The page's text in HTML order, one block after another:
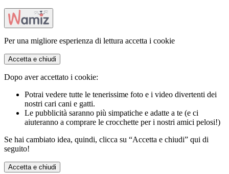
Per una migliore esperienza di lettura accetta i cookie
Accetta e chiudi
Dopo aver accettato i cookie:
Potrai vedere tutte le tenerissime foto e i video divertenti dei
nostri cari cani e gatti.
Le pubblicità saranno più simpatiche e adatte a te (e ci
aiuteranno a comprare le crocchette per i nostri amici pelosi!)
Se hai cambiato idea, quindi, clicca su “Accetta e chiudi” qui di
seguito!
Accetta e chiudi